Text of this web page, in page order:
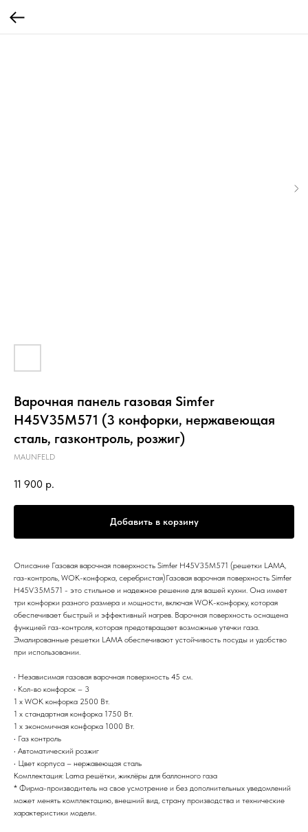
Варочная панель газовая Simfer
H45V35M571 (3 конфорки, нержавеющая
сталь, газконтроль, розжиг)
MAUNFELD
11 900 р.
Добавить в корзину
Описание Газовая варочная поверхность Simfer H45V35M571 (решетки LAMA,
газ-контроль, WOK-конфорка, серебристая)Газовая варочная поверхность Simfer
H45V35M571 - это стильное и надежное решение для вашей кухни. Она имеет
три конфорки разного размера и мощности, включая WOK-конфорку, которая
обеспечивает быстрый и эффективный нагрев. Варочная поверхность оснащена
функцией газ-контроля, которая предотвращает возможные утечки газа.
Эмалированные решетки LAMA обеспечивают устойчивость посуды и удобство
при использовании.
• Независимая газовая варочная поверхность 45 см.
• Кол-во конфорок – 3
1 х WOK конфорка 2500 Вт.
1 х стандартная конфорка 1750 Вт.
1 x экономичная конфорка 1000 Вт.
• Газ контроль
• Автоматический розжиг
• Цвет корпуса – нержавеющая сталь
Комплектация: Lama решётки, жиклёры для баллонного газа
* Фирма-производитель на свое усмотрение и без дополнительных уведомлений
может менять комплектацию, внешний вид, страну производства и технические
характеристики модели.